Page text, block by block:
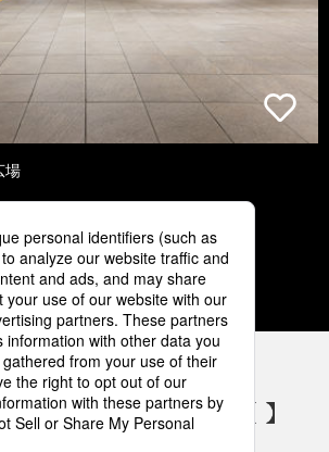
場
2 3 4 5
クの電気設備 SNSアカウント